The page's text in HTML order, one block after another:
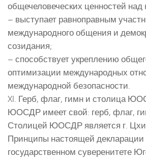
общечеловеческих ценностей
– выступает равноправным
международного общения и
созидания;
– способствует укреплению
оптимизации международных
международной безопасности.
XI. Герб, флаг, гимн и столица
ЮОСДР имеет свой: герб, флаг,
Столицей ЮОСДР является г.
Принципы настоящей декларации
государственном суверенитете